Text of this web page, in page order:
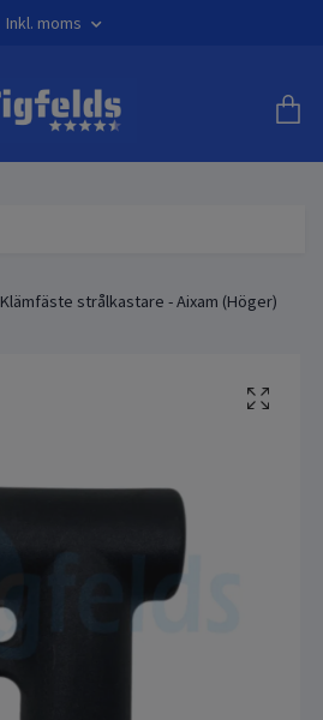
Inkl. moms
Klämfäste strålkastare - Aixam (Höger)